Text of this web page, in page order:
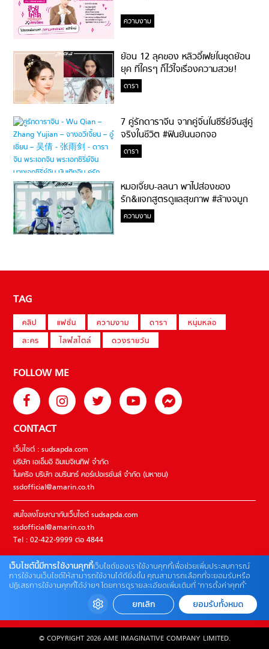
ความงาม
ย้อน 12 ลุคของ หลิวอี้เฟยในชุดย้อน
ยุค ที่ใครๆ ก็ไว้ใจเรื่องความสวย!
ดารา
7 คู่รักดาราจีน จากคู่จิ้นในซีรี่ย์จีนสู่คู่
จริงในชีวิต #ฟินยันนอกจอ
ดารา
หมอเจี๊ยบ-ลลนา พาไปส่องของ
รัก&แจกสูตรดูแลสุขภาพ #ล้างจมูก
ไม่ยากจะสอนให้
ความงาม
TAG
คลิป แฟชั่น ความงาม ดารา
หนุ่มหล่อ
ละคร
ไลฟ์สไตล์ ดวงรายวัน
FOLLOW ME
CONTACT
เว็บไซต์ : sudsapda.com
บริษัท เอเอ็มอี อิมเมจิเนทีฟ จำกัด
ในเครือ บริษัท อมรินทร์ คอร์เปอเรชั่นส์ จำกัด (มหาชน)
ssdofficial@amarin.co.th
สนใจลงโฆษณากับเว็บไซต์ sudsapda.com
ssdofficial@amarin.co.th
Tel : 02-422-9999 ต่อ 4844
ติดต่อแจ้งปัญหาหรือร้องเรียน
02-422-9999 ต่อ 4180
(จันทร์ – ศุกร์ เวลา 09.00 – 18.00 น)
© COPYRIGHT 2026 AME IMAGINATIVE COMPANY LIMITED.
เว็บไซต์นี้มีการใช้งานคุกกี้เว็บไซต์ของเราใช้งานคุกกี้เพื่อช่วยเพิ่มประสบการณ์
การใช้งานเว็บไซต์ให้สามารถใช้งานได้ดียิ่งขึ้น คุณสามารถเลือกที่จะยอมรับหรือ
ปฏิเสธการใช้งานคุกกี้ได้ง่ายๆ โดยการดูรายละเอียดเพิ่มเติมที่ “การตั้งค่าคุกกี้”
ยกเลิก ยอมรับทั้งหมด